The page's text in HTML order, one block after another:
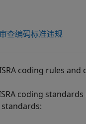
查编码标准违规
coding rules
coding
standards: